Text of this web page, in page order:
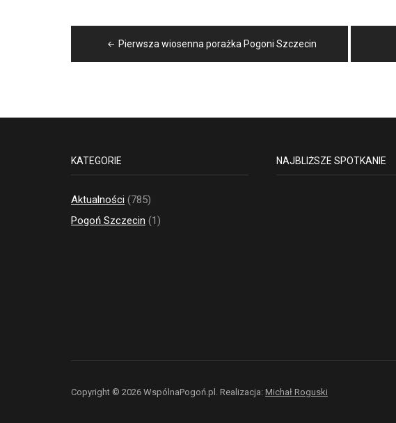
Nawigacja
wpisu
Pierwsza wiosenna porażka Pogoni Szczecin
KATEGORIE
Aktualności (785)
Pogoń Szczecin (1)
NAJBLIŻSZE SPOTKANIE
Copyright © 2026 WspólnaPogoń.pl. Realizacja: Michał Roguski